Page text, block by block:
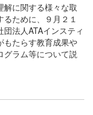
に関する様々な取
ために、９月２１
法人ATAインスティ
もたらす教育成果や
ラム等について説